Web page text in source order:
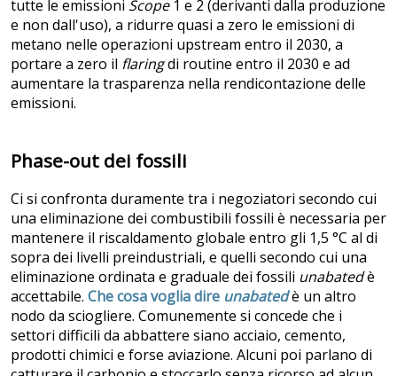
tutte le emissioni Scope1 e 2 (derivanti dalla produzione
e non dall'uso), a ridurre quasi a zero le emissioni di
metano nelle operazioni upstream entro il 2030, a
portare a zero il flaringdi routine entro il 2030 e ad
aumentare la trasparenza nella rendicontazione delle
emissioni.
Phase-out dei fossili
Ci si confronta duramente tra i negoziatori secondo cui
una eliminazione dei combustibili fossili è necessaria per
mantenere il riscaldamento globale entro gli 1,5 °C al di
sopra dei livelli preindustriali, e quelli secondo cui una
eliminazione ordinata e graduale dei fossili unabatedè
accettabile. Che cosa voglia dire unabatedè un altro
nodo da sciogliere. Comunemente si concede che i
settori difficili da abbattere siano acciaio, cemento,
prodotti chimici e forse aviazione. Alcuni poi parlano di